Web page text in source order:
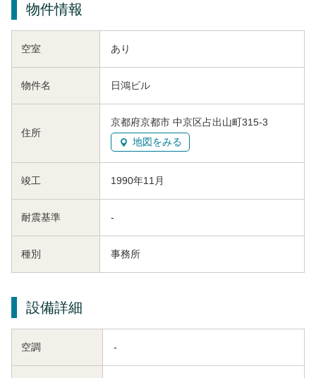
物件情報
空室 あり
物件名 日鴻ビル
住所
京都府京都市 中京区占出山町315-3
地図をみる
竣工 1990年11月
耐震基準 -
種別 事務所
設備詳細
空調 -